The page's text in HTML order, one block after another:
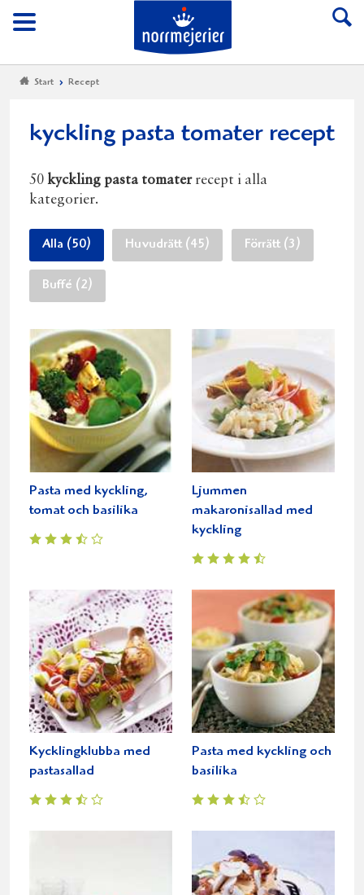
Meny
Till Norrmejerier
Start Recept
kyckling pasta tomater recept
50 kyckling pasta tomaterrecept i alla
kategorier.
Alla (50) Huvudrätt (45) Förrätt (3)
Buffé (2)
Pasta med kyckling,
tomat och basilika
Ljummen
makaronisallad med
kyckling
Kycklingklubba med
pastasallad
Pasta med kyckling och
basilika